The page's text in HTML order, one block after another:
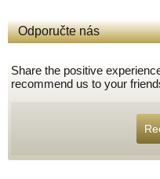
Odporučte nás
Share the positive
recommend us to your